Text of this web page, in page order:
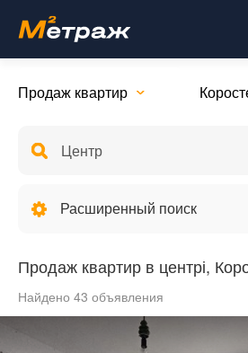
Продаж квартир
Расширенный поиск
Продаж квартир в центрі,
Найдено 43 объявления